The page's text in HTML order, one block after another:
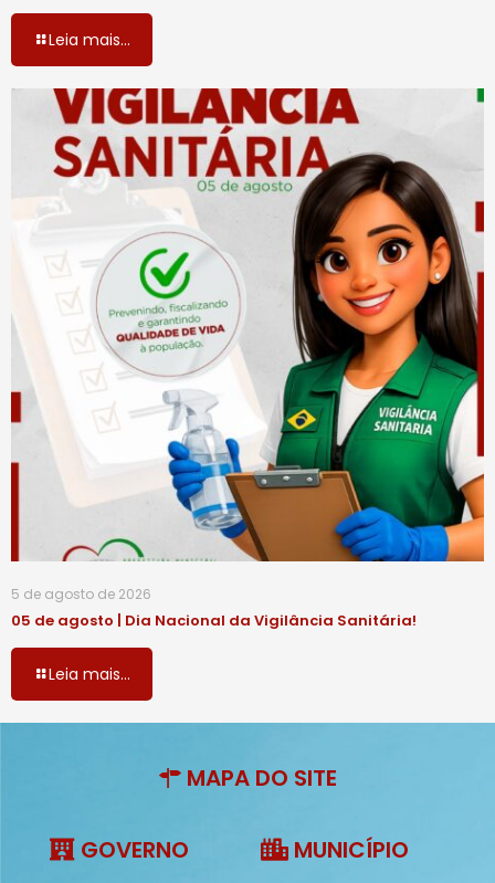
Leia mais...
5 de agosto de 2026
05 de agosto | Dia Nacional da Vigilância Sanitária!
Leia mais...
MAPA DO SITE
GOVERNO MUNICÍPIO